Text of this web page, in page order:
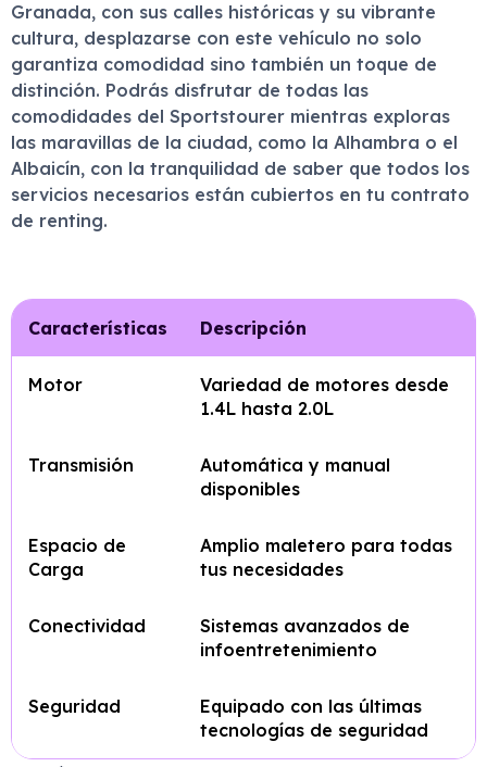
Granada, con sus calles históricas y su vibrante
cultura, desplazarse con este vehículo no solo
garantiza comodidad sino también un toque de
distinción. Podrás disfrutar de todas las
comodidades del Sportstourer mientras exploras
las maravillas de la ciudad, como la Alhambra o el
Albaicín, con la tranquilidad de saber que todos los
servicios necesarios están cubiertos en tu contrato
de renting.
Características Descripción
Motor
Variedad de motores desde
1.4L hasta 2.0L
Transmisión
Automática y manual
disponibles
Espacio de
Carga
Amplio maletero para todas
tus necesidades
Conectividad
Sistemas avanzados de
infoentretenimiento
Seguridad
Equipado con las últimas
tecnologías de seguridad